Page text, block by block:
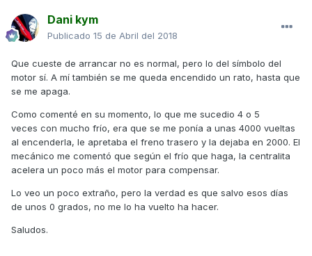
Dani kym
Publicado 15 de Abril del 2018
Que cueste de arrancar no es normal, pero lo del símbolo del
motor sí. A mí también se me queda encendido un rato, hasta que
se me apaga.
Como comenté en su momento, lo que me sucedio 4 o 5
veces con mucho frío, era que se me ponía a unas 4000 vueltas
al encenderla, le apretaba el freno trasero y la dejaba en 2000. El
mecánico me comentó que según el frío que haga, la centralita
acelera un poco más el motor para compensar.
Lo veo un poco extraño, pero la verdad es que salvo esos días
de unos 0 grados, no me lo ha vuelto ha hacer.
Saludos.